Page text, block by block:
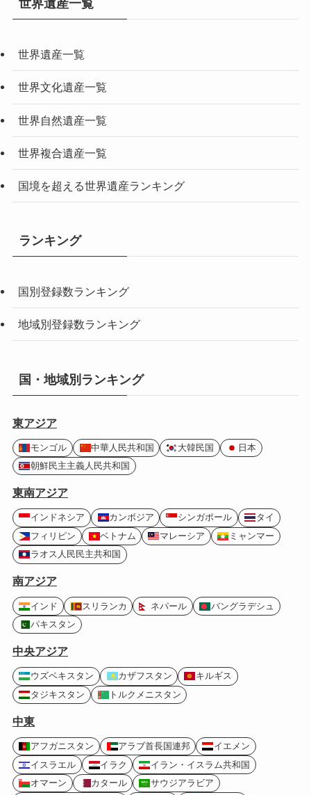
世界遺産一覧
世界遺産一覧
世界文化遺産一覧
世界自然遺産一覧
世界複合遺産一覧
国境を超える世界遺産ランキング
ランキング
国別登録数ランキング
地域別登録数ランキング
国・地域別ランキング
東アジア
モンゴル 中華人民共和国 大韓民国
日本
朝鮮民主主義人民共和国
東南アジア
インドネシア カンボジア シンガポール
タイ
フィリピン
ベトナム マレーシア
ミャンマー
ラオス人民民主共和国
南アジア
インド スリランカ ネパール
バングラデシュ
パキスタン
中央アジア
ウズベキスタン カザフスタン
キルギス
タジキスタン
トルクメニスタン
中東
アフガニスタン アラブ首長国連邦
イエメン
イスラエル
イラク
イラン・イスラム共和国
オマーン
カタール
サウジアラビア